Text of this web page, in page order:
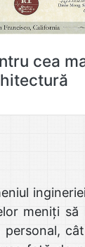
cea
meniți să